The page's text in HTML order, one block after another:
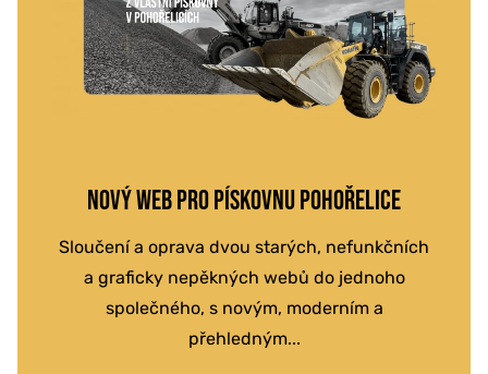
NOVÝ WEB PRO PÍSKOVNU POHOŘELICE
Sloučení a oprava dvou starých, nefunkčních
a graficky nepěkných webů do jednoho
společného, s novým, moderním a
přehledným...